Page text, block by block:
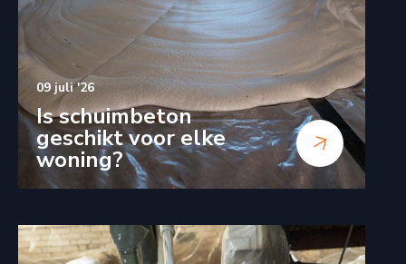
09 juli '26
Is schuimbeton
geschikt voor elke
woning?